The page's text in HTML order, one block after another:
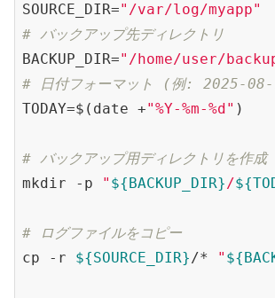
SOURCE_DIR="/var/log/myapp"
# バックアップ先ディレクトリ
BACKUP_DIR="/home/user/
# 日付フォーマット (例: 2025-
TODAY=$(date +"%Y-%m-%d" )
# バックアップ用ディレクトリを作成
mkdir -p
" ${BACKUP_DIR}/
# ログファイルをコピー
cp -r ${SOURCE_DIR}/* "